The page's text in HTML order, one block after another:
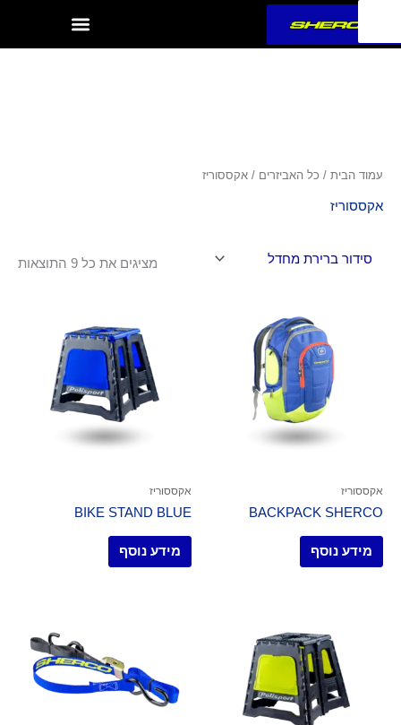
עמוד הבית / כל האביזרים / אקססוריז
אקססוריז
מציגים את כל ⁦9⁩ התוצאות
אקססוריז
BACKPACK SHERCO
מידע נוסף
אקססוריז
BIKE STAND BLUE
מידע נוסף